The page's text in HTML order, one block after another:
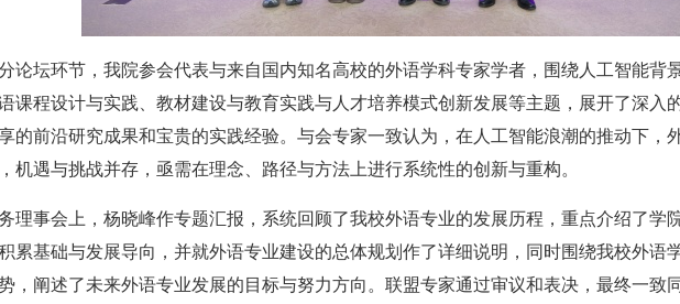
论坛环节，我院参会代表与来自国内知名高校的外语学科专家学者，围绕人工智能背
课程设计与实践、教材建设与教育实践与人才培养模式创新发展等主题，展开了深入
的前沿研究成果和宝贵的实践经验。与会专家一致认为，在人工智能浪潮的推动下，
机遇与挑战并存， 亟需在理念、路径与方法上进行系统性的创新与重构。
理事会上，杨晓峰作专题汇报，系统回顾了我校外语专业的发展历程，重点介绍了学
累基础与发展导向，并就外语专业建设的总体规划作了详细说明，同时围绕我校外语
，阐述了未来外语专业发展的目标与努力方向。联盟专家通过审议和表决，最终一致